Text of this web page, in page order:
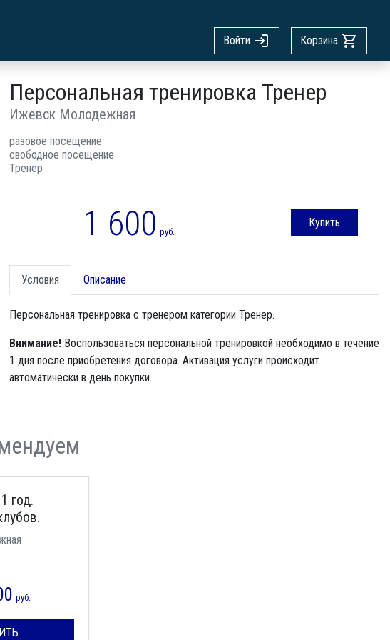
Войти Корзина
Персональная тренировка Тренер
Ижевск Молодежная
разовое посещение
свободное посещение
Тренер
1 600 руб.
Купить
Условия Описание
Персональная тренировка с тренером категории Тренер.
Внимание!Воспользоваться персональной тренировкой необходимо в течение
1 дня после приобретения договора. Активация услуги происходит
автоматически в день покупки.
год.
руб.